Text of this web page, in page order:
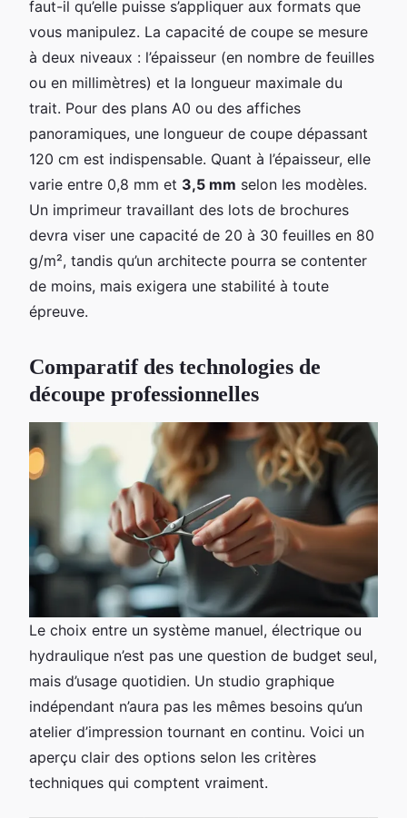
faut-il qu’elle puisse s’appliquer aux formats que
vous manipulez. La capacité de coupe se mesure
à deux niveaux : l’épaisseur (en nombre de feuilles
ou en millimètres) et la longueur maximale du
trait. Pour des plans A0 ou des affiches
panoramiques, une longueur de coupe dépassant
120 cm est indispensable. Quant à l’épaisseur, elle
varie entre 0,8 mm et 3,5 mm selon les modèles.
Un imprimeur travaillant des lots de brochures
devra viser une capacité de 20 à 30 feuilles en 80
g/m², tandis qu’un architecte pourra se contenter
de moins, mais exigera une stabilité à toute
épreuve.
Comparatif des technologies de
découpe professionnelles
Le choix entre un système manuel, électrique ou
hydraulique n’est pas une question de budget seul,
mais d’usage quotidien. Un studio graphique
indépendant n’aura pas les mêmes besoins qu’un
atelier d’impression tournant en continu. Voici un
aperçu clair des options selon les critères
techniques qui comptent vraiment.